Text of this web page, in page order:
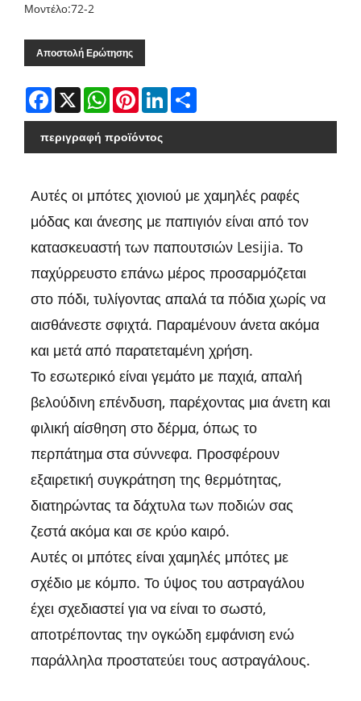
Μοντέλο:72-2
Αποστολή Ερώτησης
Facebook
X WhatsAppPinterestLinkedIn
περιγραφή προϊόντος
Αυτές οι μπότες χιονιού με χαμηλές ραφές
μόδας και άνεσης με παπιγιόν είναι από τον
κατασκευαστή των παπουτσιών Lesijia. Το
παχύρρευστο επάνω μέρος προσαρμόζεται
στο πόδι, τυλίγοντας απαλά τα πόδια χωρίς να
αισθάνεστε σφιχτά. Παραμένουν άνετα ακόμα
και μετά από παρατεταμένη χρήση.
Το εσωτερικό είναι γεμάτο με παχιά, απαλή
βελούδινη επένδυση, παρέχοντας μια άνετη και
φιλική αίσθηση στο δέρμα, όπως το
περπάτημα στα σύννεφα. Προσφέρουν
εξαιρετική συγκράτηση της θερμότητας,
διατηρώντας τα δάχτυλα των ποδιών σας
ζεστά ακόμα και σε κρύο καιρό.
Αυτές οι μπότες είναι χαμηλές μπότες με
σχέδιο με κόμπο. Το ύψος του αστραγάλου
έχει σχεδιαστεί για να είναι το σωστό,
αποτρέποντας την ογκώδη εμφάνιση ενώ
παράλληλα προστατεύει τους αστραγάλους.